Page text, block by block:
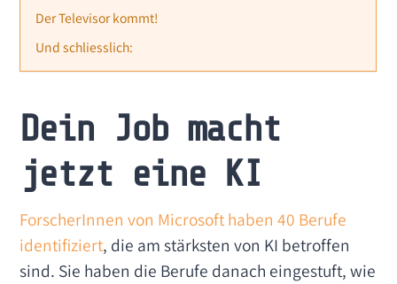
Der Televisor kommt!
Und schliesslich:
Dein Job macht
jetzt eine KI
ForscherInnen von Microsoft haben 40 Berufe
identifiziert, die am stärksten von KI betroffen
sind. Sie haben die Berufe danach eingestuft, wie